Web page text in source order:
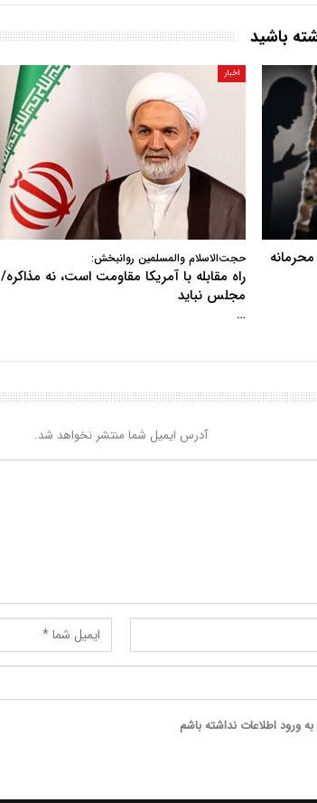
باشید
اخبار
حجت‌الاسلام والمسلمین روانبخش:
راه مقابله با آمریکا مقاومت است، نه مذاکره/
مجلس نباید
…
آدرس ایمیل شما منتشر نخواهد شد.
ورود اطلاعات نداشته باشم